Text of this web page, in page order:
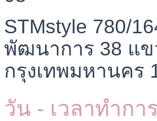
STMstyle 780/
พัฒนาการ 38 แข
กรุงเทพมหานคร
วัน - เวลาทำกา